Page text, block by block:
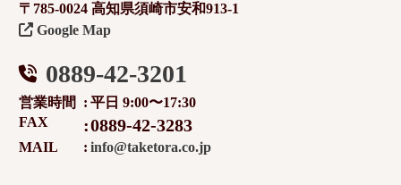
〒785-0024 高知県須崎市安和913-1
Google Map
0889-42-3201
営業時間
平日 9:00〜17:30
FAX
0889-42-3283
MAIL info@taketora.co.jp